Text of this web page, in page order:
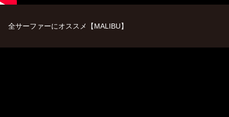
全サーファーにオススメ【MALIBU】